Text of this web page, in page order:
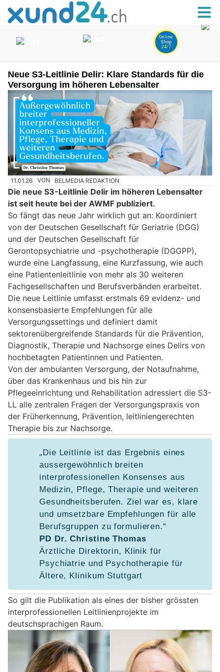
Neue S3-Leitlinie Delir: Klare Standards für die
Versorgung im höheren Lebensalter
11.01.26 VON BELMEDIA REDAKTION
Die neue S3-Leitlinie Delir im höheren Lebensalter
ist seit heute bei der AWMF publiziert.
So fängt das neue Jahr wirklich gut an: Koordiniert
von der Deutschen Gesellschaft für Geriatrie (DGG)
und der Deutschen Gesellschaft für
Gerontopsychiatrie und -psychotherapie (DGGPP),
wurde eine Langfassung, eine Kurzfassung, wie auch
eine Patientenleitlinie von mehr als 30 weiteren
Fachgesellschaften und Berufsverbänden erarbeitet.
Die neue Leitlinie umfasst erstmals 69 evidenz- und
konsensbasierte Empfehlungen für alle
Versorgungssettings und definiert damit
sektorenübergreifende Standards für die Prävention,
Diagnostik, Therapie und Nachsorge eines Delirs von
hochbetagten Patientinnen und Patienten.
Von der ambulanten Versorgung, der Notaufnahme,
über das Krankenhaus und bis hin zur
Pflegeeinrichtung und Rehabilitation adressiert die S3-
LL alle zentralen Fragen der Versorgungspraxis von
der Früherkennung, Prävention, leitliniengerechten
Therapie bis zur Nachsorge.
„Die Leitlinie ist das Ergebnis eines
aussergewöhnlich breiten
interprofessionellen Konsenses aus
Medizin, Pflege, Therapie und weiteren
Gesundheitsberufen. Ziel war es, klare
und umsetzbare Empfehlungen für alle
Berufsgruppen zu formulieren.“
PD Dr. Christine Thomas
Ärztliche Direktorin, Klinik für
Psychiatrie und Psychotherapie für
Ältere, Klinikum Stuttgart
So gilt die Publikation als eines der bisher grössten
interprofessionellen Leitlinienprojekte im
deutschsprachigen Raum.